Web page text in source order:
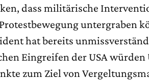
dass militärische
untergraben
hat bereits
Eingreifen der USA
zum Ziel von